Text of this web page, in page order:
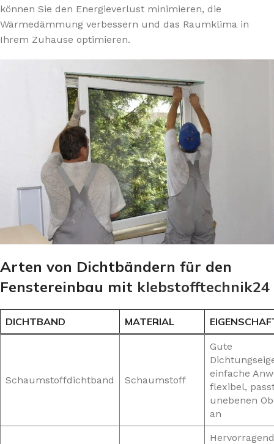
können Sie den Energieverlust minimieren, die
Wärmedämmung verbessern und das Raumklima in
Ihrem Zuhause optimieren.
Arten von Dichtbändern für den
Fenstereinbau mit klebstofftechnik24
DICHTBAND MATERIAL
Schaumstoffdichtband Schaumstoff
Gute
einfache
flexibel,
unebenen
an